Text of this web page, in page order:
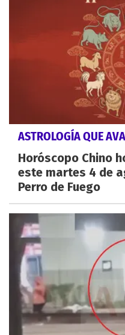
ASTROLOGÍA QUE
Horóscopo Chino
este martes 4 de
Perro de Fuego